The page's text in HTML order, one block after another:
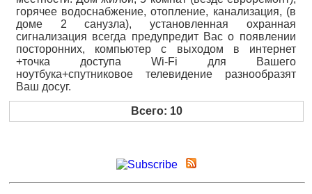
горячее водоснабжение, отопление, канализация, (в
доме 2 санузла), установленная охранная
сигнализация всегда предупредит Вас о появлении
посторонних, компьютер с выходом в интернет
+точка доступа Wi-Fi для Вашего
ноутбука+спутниковое телевидение разнообразят
Ваш досуг.
Всего: 10